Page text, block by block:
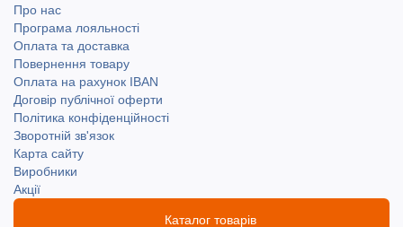
Про нас
Програма лояльності
Оплата та доставка
Повернення товару
Оплата на рахунок IBAN
Договір публічної оферти
Політика конфіденційності
Зворотній зв'язок
Карта сайту
Виробники
Акції
Каталог товарів